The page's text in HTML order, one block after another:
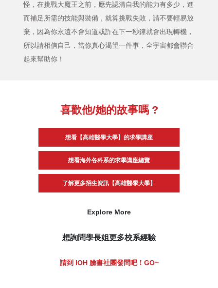
怪，在挑戰大魔王之前，應先認清自我的能力有多少，進
而補足所需的技能與裝備，就算挑戰失敗，請不要輕易放
棄，因為你永遠不會知道或許在下一秒鐘就會出現轉機，
所以請相信自己，當你真心渴望一件事，全宇宙都會聯合
起來幫助你！
喜歡他/她的故事嗎 ?
想看【高雄醫學大學】的求學講座
想看海外各科系的求學講座總覽
了解更多招生資訊【高雄醫學大學】
Explore More
想詢問學長姐更多校系經驗
請到 IOH 臉書社團發問吧！GO~